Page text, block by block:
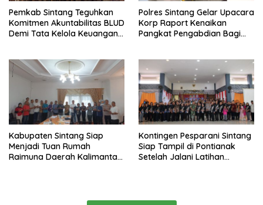
Pemkab Sintang Teguhkan
Komitmen Akuntabilitas BLUD
Demi Tata Kelola Keuangan
Polres Sintang Gelar Upacara
Korp Raport Kenaikan
Pangkat Pengabdian Bagi
Kabupaten Sintang Siap
Menjadi Tuan Rumah
Raimuna Daerah Kalimantan
Kontingen Pesparani Sintang
Siap Tampil di Pontianak
Setelah Jalani Latihan